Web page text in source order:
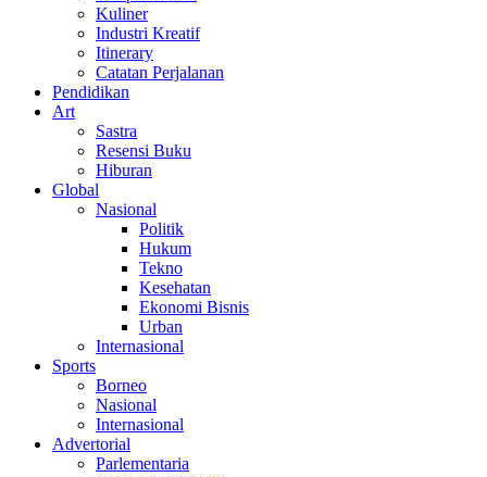
Kuliner
Industri Kreatif
Itinerary
Catatan Perjalanan
Pendidikan
Art
Sastra
Resensi Buku
Hiburan
Global
Nasional
Politik
Hukum
Tekno
Kesehatan
Ekonomi Bisnis
Urban
Internasional
Sports
Borneo
Nasional
Internasional
Advertorial
Parlementaria